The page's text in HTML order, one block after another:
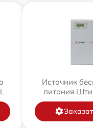
Источник
питания